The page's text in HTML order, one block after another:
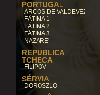
PORTUGAL
ARCOS DE VALDEVEZ
FÁTIMA 1
FÁTIMA 2
FÁTIMA 3
NAZARE'
REPÚBLICA
TCHECA
FILIPOV
SÉRVIA
DOROSZLO